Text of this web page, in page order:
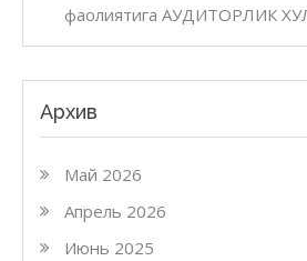
фаолиятига АУДИТОРЛИК
Архив
Май 2026
Апрель 2026
Июнь 2025